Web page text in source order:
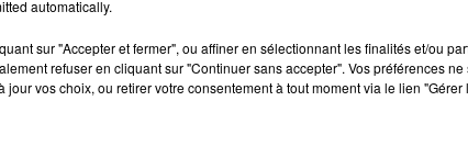
automatically.
sur "Accepter et fermer", ou affiner en sélectionnant les finalités et/ou
refuser en cliquant sur "Continuer sans accepter". Vos préférences
jour vos choix, ou retirer votre consentement à tout moment via le lien